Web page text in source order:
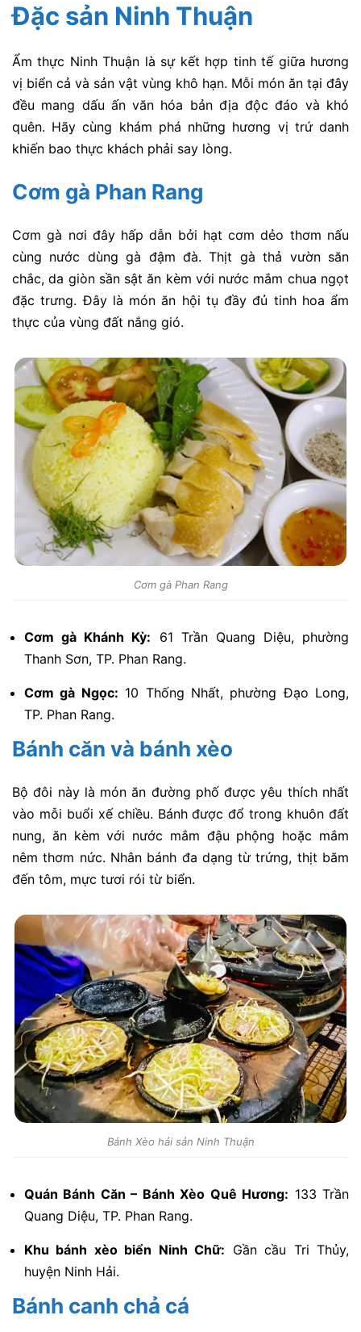
Đặc sản Ninh Thuận
Ẩm thực Ninh Thuận là sự kết hợp tinh tế giữa hương
vị biển cả và sản vật vùng khô hạn. Mỗi món ăn tại đây
đều mang dấu ấn văn hóa bản địa độc đáo và khó
quên. Hãy cùng khám phá những hương vị trứ danh
khiến bao thực khách phải say lòng.
Cơm gà Phan Rang
Cơm gà nơi đây hấp dẫn bởi hạt cơm dẻo thơm nấu
cùng nước dùng gà đậm đà. Thịt gà thả vườn săn
chắc, da giòn sần sật ăn kèm với nước mắm chua ngọt
đặc trưng. Đây là món ăn hội tụ đầy đủ tinh hoa ẩm
thực của vùng đất nắng gió.
Cơm gà Phan Rang
Cơm gà Khánh Kỳ: 61 Trần Quang Diệu, phường
Thanh Sơn, TP. Phan Rang.
Cơm gà Ngọc: 10 Thống Nhất, phường Đạo Long,
TP. Phan Rang.
Bánh căn và bánh xèo
Bộ đôi này là món ăn đường phố được yêu thích nhất
vào mỗi buổi xế chiều. Bánh được đổ trong khuôn đất
nung, ăn kèm với nước mắm đậu phộng hoặc mắm
nêm thơm nức. Nhân bánh đa dạng từ trứng, thịt băm
đến tôm, mực tươi rói từ biển.
Bánh Xèo hải sản Ninh Thuận
Quán Bánh Căn – Bánh Xèo Quê Hương: 133 Trần
Quang Diệu, TP. Phan Rang.
Khu bánh xèo biển Ninh Chữ: Gần cầu Tri Thủy,
huyện Ninh Hải.
Bánh canh chả cá